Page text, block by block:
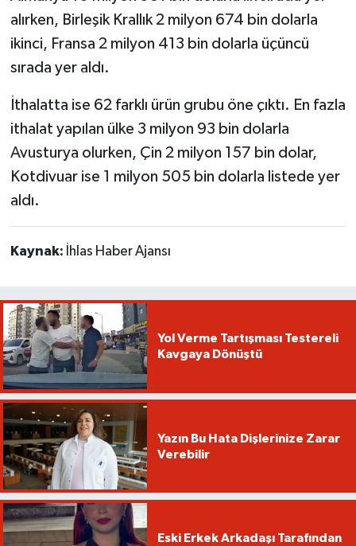
alırken, Birleşik Krallık 2 milyon 674 bin dolarla
ikinci, Fransa 2 milyon 413 bin dolarla üçüncü
sırada yer aldı.
İthalatta ise 62 farklı ürün grubu öne çıktı. En fazla
ithalat yapılan ülke 3 milyon 93 bin dolarla
Avusturya olurken, Çin 2 milyon 157 bin dolar,
Kotdivuar ise 1 milyon 505 bin dolarla listede yer
aldı.
Kaynak: İhlas Haber Ajansı
Yol Verme Tartışması Testereli
Kavgaya Dönüştü
Yazın Bu Hata Dişlerinize Zarar
Verebilir
Eski Erkek Arkadaşı Tarafından